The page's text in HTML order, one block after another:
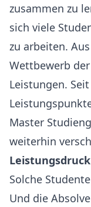
zusammen zu
sich viele
zu arbeiten.
Wettbewerb
Leistungen.
Master
weiterhin
Solche
Und die